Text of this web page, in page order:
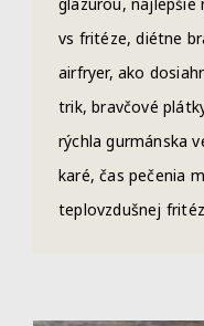
vs fritéze, diétne
airfryer, ako
trik, bravčové
rýchla gurmánska
karé, čas pečenia
teplovzdušnej